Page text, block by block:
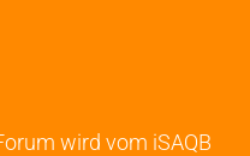
wird vom iSAQB